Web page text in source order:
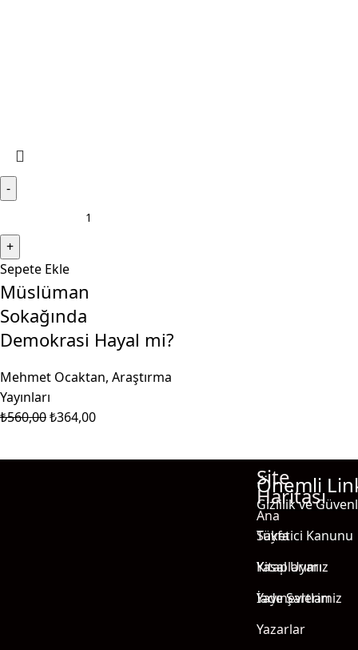
Sepete Ekle
Müslüman
Sokağında
Demokrasi Hayal mi?
Mehmet Ocaktan, Araştırma
Yayınları
₺560,00₺364,00
Site
Haritası
Ana
Sayfa
Kitaplarımız
Yayınevlerimiz
Yazarlar
Önemli
Gizlilik ve
Tüketici Kanunu
Yasal Uyarı
İade Şartları